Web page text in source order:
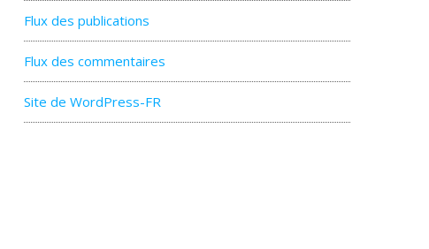
Flux des publications
Flux des commentaires
Site de WordPress-FR